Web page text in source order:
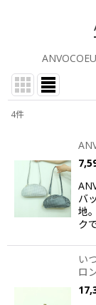
並び順:
4件
バ
地
ク
い
ロ